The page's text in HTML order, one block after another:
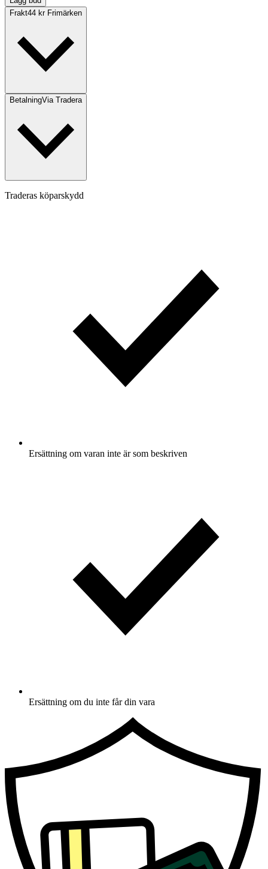
Frakt44 kr Frimärken
BetalningVia Tradera
Traderas köparskydd
Ersättning om varan inte är som beskriven
Ersättning om du inte får din vara